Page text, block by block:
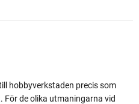
hobbyverkstaden precis som
För de olika utmaningarna vid